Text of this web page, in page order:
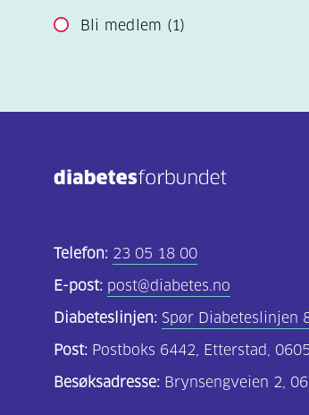
Bli medlem (1)
Telefon: 23 05 18 00
E-post: post@diabetes.no
Diabeteslinjen: Spør Diabeteslinjen
Post: Postboks 6442, Etterstad,
Besøksadresse: Brynsengveien 2,